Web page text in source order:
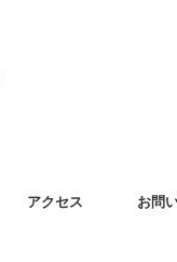
アクセス お問